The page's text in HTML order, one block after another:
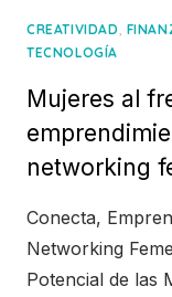
CREATIVIDAD,
TECNOLOGÍA
Mujeres al
networking
Conecta,
Networking
Potencial de las